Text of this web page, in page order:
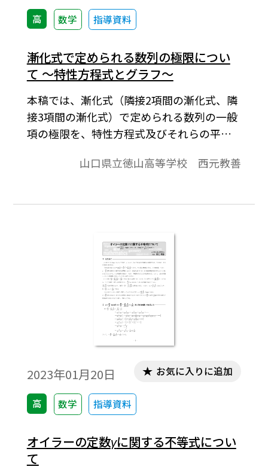
高 数学 指導資料
漸化式で定められる数列の極限につい
て ～特性方程式とグラフ～
本稿では、漸化式（隣接2項間の漸化式、隣
接3項間の漸化式）で定められる数列の一般
項の極限を、特性方程式及びそれらの平面
「極限」理解を深化させる説明を試みた
タ」で作成されています。ワード文書で数式
ディタ」が導入されていることが必要です。
会員向け無償ダウンロードはこちら
山口県立徳山高等学校 西元教善
2023年01月20日
高 数学 指導資料
お気に入りに追加
オイラーの定数γに関する不等式につい
て